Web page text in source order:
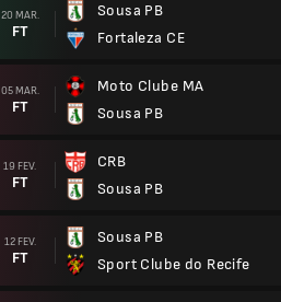
20 MAR.
FT
Sousa PB
Fortaleza CE
05 MAR.
FT
Moto Clube MA
Sousa PB
19 FEV.
FT
CRB
Sousa PB
12 FEV.
FT
Sousa PB
Sport Clube do Recife